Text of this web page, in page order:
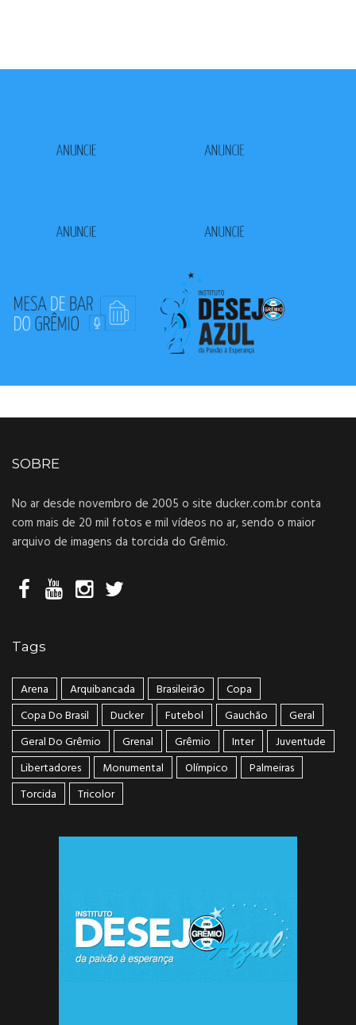
SOBRE
No ar desde novembro de 2005 o site ducker.com.br conta
com mais de 20 mil fotos e mil vídeos no ar, sendo o maior
arquivo de imagens da torcida do Grêmio.
Tags
Arena Arquibancada Brasileirão
Copa
Copa Do Brasil
Ducker Futebol Gauchão
Geral
Geral Do Grêmio
Grenal Grêmio Inter
Juventude
Libertadores
Monumental Olímpico
Palmeiras
Torcida
Tricolor